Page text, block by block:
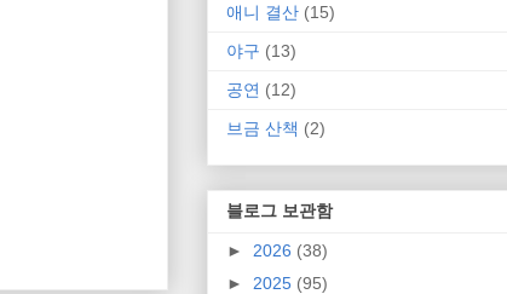
애니 결산 (15)
야구 (13)
공연 (12)
브금 산책 (2)
블로그 보관함
► 2026 (38)
► 2025 (95)